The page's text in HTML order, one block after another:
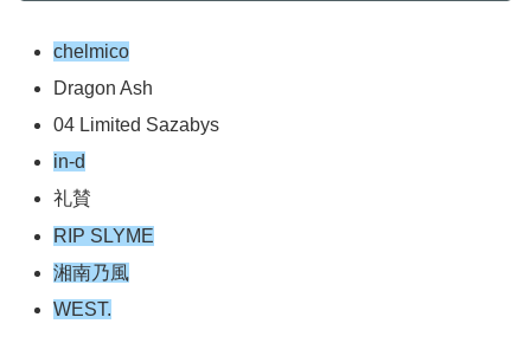
chelmico
Dragon Ash
04 Limited Sazabys
in-d
礼賛
RIP SLYME
湘南乃風
WEST.